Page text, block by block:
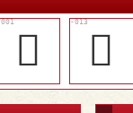
𣥁 󷳜